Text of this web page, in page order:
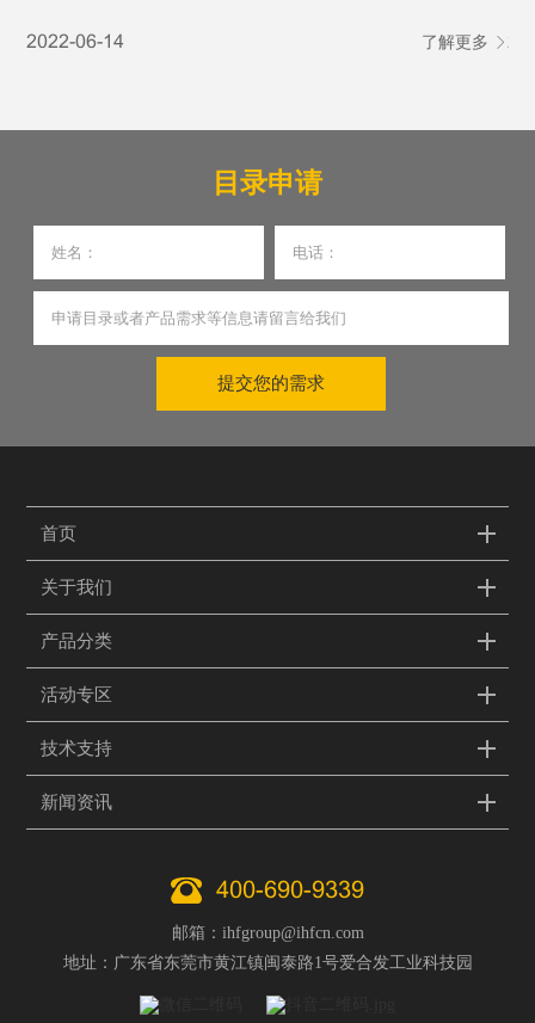
产作业需求。
2022-06-14 了解更多
琐
目录申请
提交您的需求
首页
关于我们
产品分类
活动专区
技术支持
新闻资讯
400-690-9339
邮箱：ihfgroup@ihfcn.com
地址：广东省东莞市黄江镇闽泰路1号爱合发工业科技园